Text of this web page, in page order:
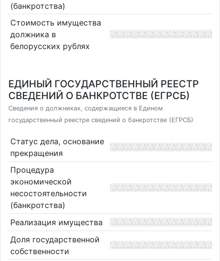
(банкротства)
Стоимость имущества
должника в
белорусских рублях
ЕДИНЫЙ ГОСУДАРСТВЕННЫЙ РЕЕСТР
СВЕДЕНИЙ О БАНКРОТСТВЕ (ЕГРСБ)
Сведения о должниках, содержащиеся в Едином
государственный реестре сведений о банкротстве (ЕГРСБ)
Статус дела, основание
прекращения
Процедура
экономической
несостоятельности
(банкротства)
Реализация имущества
Доля государственной
собственности